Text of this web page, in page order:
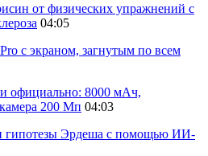
от физических упражнений с
04:05
с экраном, загнутым по всем
официально: 8000 мАч,
200 Мп 04:03
гипотезы Эрдеша с помощью ИИ-